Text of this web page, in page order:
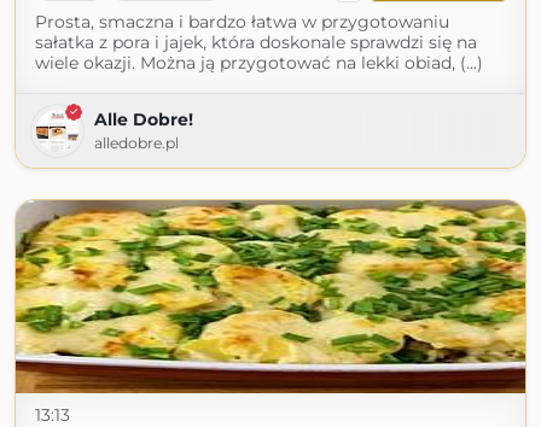
Prosta, smaczna i bardzo łatwa w przygotowaniu
sałatka z pora i jajek, która doskonale sprawdzi się na
wiele okazji. Można ją przygotować na lekki obiad, (...)
Alle Dobre!
alledobre.pl
13:13